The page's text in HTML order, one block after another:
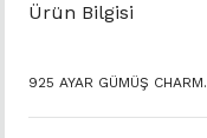
Ürün Bilgisi
925 AYAR GÜMÜŞ CHARM.